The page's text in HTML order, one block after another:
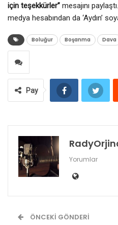
için teşekkürler” mesajını
medya hesabından da ‘Aydın’
Boluğur Boşanma Dava
Pay
Yorumlar
ÖNCEKI GÖNDERI